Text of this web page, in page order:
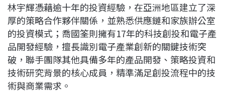
林宇輝憑藉逾十年的投資經驗，在亞洲地區建立了深
厚的策略合作夥伴關係，並熟悉供應鏈和家族辦公室
的投資模式；喬國筌則擁有17年的科技創投和電子產
品開發經驗，擅長識別電子產業創新的關鍵技術突
破，聯手團隊其他具備多年的產品開發、策略投資和
技術研究背景的核心成員，精準滿足創投流程中的技
術與商業需求。